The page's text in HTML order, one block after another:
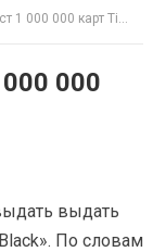
000 карт Tinkoff Black
000
выдать
По словам